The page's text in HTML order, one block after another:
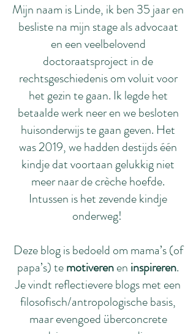
Mijn naam is Linde, ik ben 35 jaar en
besliste na mijn stage als advocaat
en een veelbelovend
doctoraatsproject in de
rechtsgeschiedenis om voluit voor
het gezin te gaan. Ik legde het
betaalde werk neer en we besloten
huisonderwijs te gaan geven. Het
was 2019, we hadden destijds één
kindje dat voortaan gelukkig niet
meer naar de crèche hoefde.
Intussen is het zevende kindje
onderweg!
Deze blog is bedoeld om mama’s (of
papa’s) temotiverenen inspireren.
Je vindt reflectievere blogs met een
filosofisch/antropologische basis,
maar evengoed überconcrete